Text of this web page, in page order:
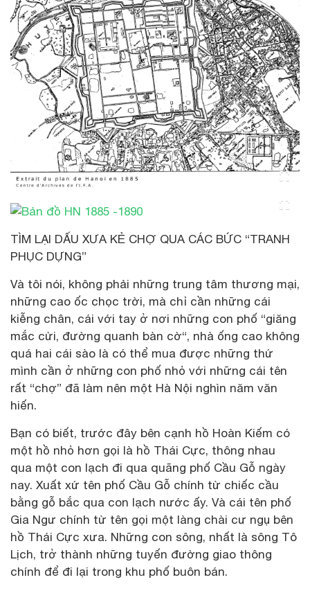
TÌM LẠI DẤU XƯA KẺ CHỢ QUA CÁC BỨC “TRANH
PHỤC DỰNG”
Và tôi nói, không phải những trung tâm thương mại,
những cao ốc chọc trời, mà chỉ cần những cái
kiễng chân, cái với tay ở nơi những con phố “giăng
mắc cửi, đường quanh bàn cờ“, nhà ống cao không
quá hai cái sào là có thể mua được những thứ
mình cần ở những con phố nhỏ với những cái tên
rất “chợ” đã làm nên một Hà Nội nghìn năm văn
hiến.
Bạn có biết, trước đây bên cạnh hồ Hoàn Kiếm có
một hồ nhỏ hơn gọi là hồ Thái Cực, thông nhau
qua một con lạch đi qua quãng phố Cầu Gỗ ngày
nay. Xuất xứ tên phố Cầu Gỗ chính từ chiếc cầu
bằng gỗ bắc qua con lạch nước ấy. Và cái tên phố
Gia Ngư chính từ tên gọi một làng chài cư ngụ bên
hồ Thái Cực xưa. Những con sông, nhất là sông Tô
Lịch, trở thành những tuyến đường giao thông
chính để đi lại trong khu phố buôn bán.